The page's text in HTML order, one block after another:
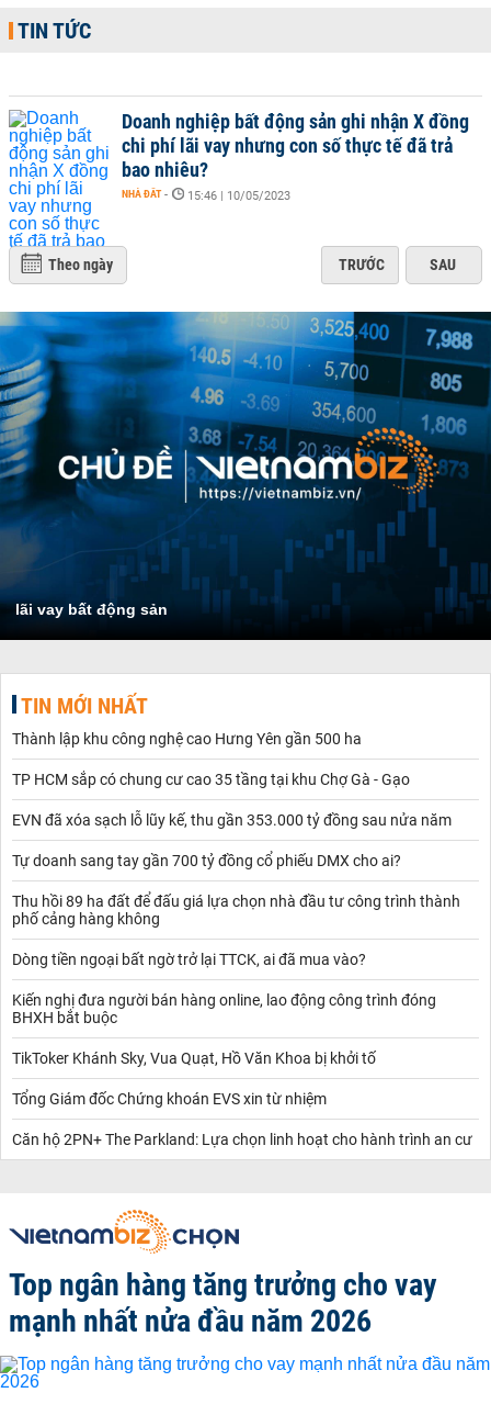
TIN TỨC
Doanh nghiệp bất động sản ghi nhận X đồng
chi phí lãi vay nhưng con số thực tế đã trả
bao nhiêu?
NHÀ ĐẤT - 15:46 | 10/05/2023
Theo ngày TRƯỚC SAU
lãi vay bất động sản
TIN MỚI NHẤT
Thành lập khu công nghệ cao Hưng Yên gần 500 ha
TP HCM sắp có chung cư cao 35 tầng tại khu Chợ Gà - Gạo
EVN đã xóa sạch lỗ lũy kế, thu gần 353.000 tỷ đồng sau nửa năm
Tự doanh sang tay gần 700 tỷ đồng cổ phiếu DMX cho ai?
Thu hồi 89 ha đất để đấu giá lựa chọn nhà đầu tư công trình thành
phố cảng hàng không
Dòng tiền ngoại bất ngờ trở lại TTCK, ai đã mua vào?
Kiến nghị đưa người bán hàng online, lao động công trình đóng
BHXH bắt buộc
TikToker Khánh Sky, Vua Quạt, Hồ Văn Khoa bị khởi tố
Tổng Giám đốc Chứng khoán EVS xin từ nhiệm
Căn hộ 2PN+ The Parkland: Lựa chọn linh hoạt cho hành trình an cư
Top ngân hàng tăng trưởng cho vay
mạnh nhất nửa đầu năm 2026